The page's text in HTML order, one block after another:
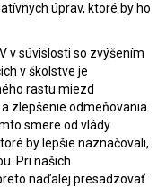
úprav, ktoré by ho
v súvislosti so zvýšením
v školstve je
rastu miezd
zlepšenie odmeňovania
smere od vlády
by lepšie naznačovali,
Pri našich
naďalej presadzovať